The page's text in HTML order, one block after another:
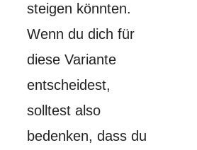
steigen könnten.
Wenn du dich für
diese Variante
entscheidest,
solltest also
bedenken, dass du